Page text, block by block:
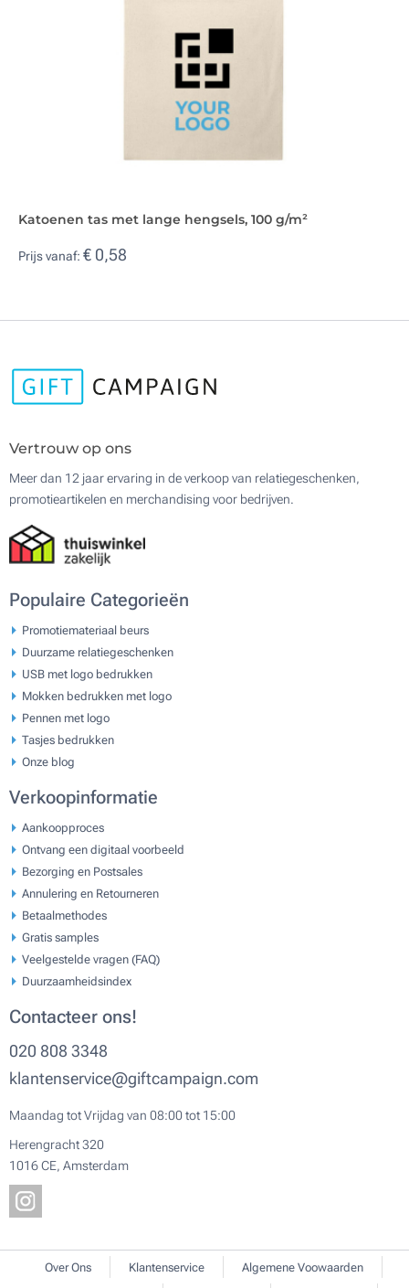
Katoenen tas met lange hengsels, 100 g/m²
Prijs vanaf: € 0,58
Vertrouw op ons
Meer dan 12 jaar ervaring in de verkoop van relatiegeschenken,
promotieartikelen en merchandising voor bedrijven.
Populaire Categorieën
Promotiemateriaal beurs
Duurzame relatiegeschenken
USB met logo bedrukken
Mokken bedrukken met logo
Pennen met logo
Tasjes bedrukken
Onze blog
Verkoopinformatie
Aankoopproces
Ontvang een digitaal voorbeeld
Bezorging en Postsales
Annulering en Retourneren
Betaalmethodes
Gratis samples
Veelgestelde vragen (FAQ)
Duurzaamheidsindex
Contacteer ons!
020 808 3348
klantenservice@giftcampaign.com
Maandag tot Vrijdag van 08:00 tot 15:00
Herengracht 320
1016 CE, Amsterdam
Over Ons Klantenservice Algemene Voowaarden